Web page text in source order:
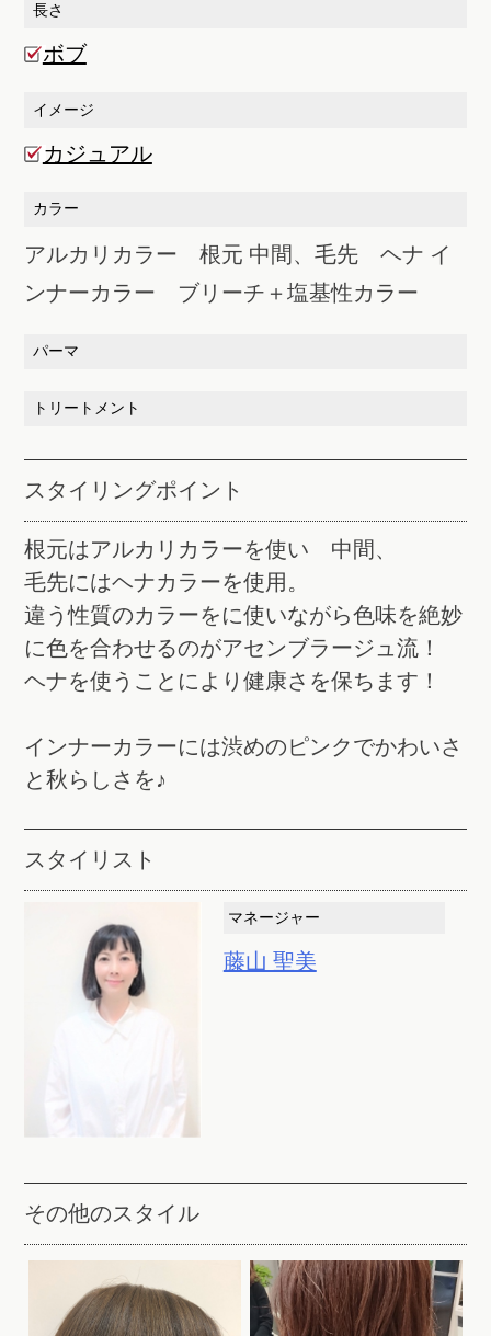
長さ
ボブ
イメージ
カジュアル
カラー
アルカリカラー 根元 中間、毛先 ヘナ イ
ンナーカラー ブリーチ＋塩基性カラー
パーマ
トリートメント
スタイリングポイント
根元はアルカリカラーを使い 中間、
毛先にはヘナカラーを使用。
違う性質のカラーをに使いながら色味を絶妙
に色を合わせるのがアセンブラージュ流！
ヘナを使うことにより健康さを保ちます！
インナーカラーには渋めのピンクでかわいさ
と秋らしさを♪
スタイリスト
マネージャー
藤山 聖美
その他のスタイル